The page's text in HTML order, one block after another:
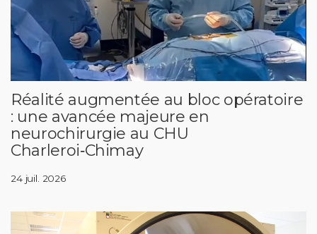
Réalité augmentée au bloc opératoire
: une avancée majeure en
neurochirurgie au CHU
Charleroi‑Chimay
24 juil. 2026